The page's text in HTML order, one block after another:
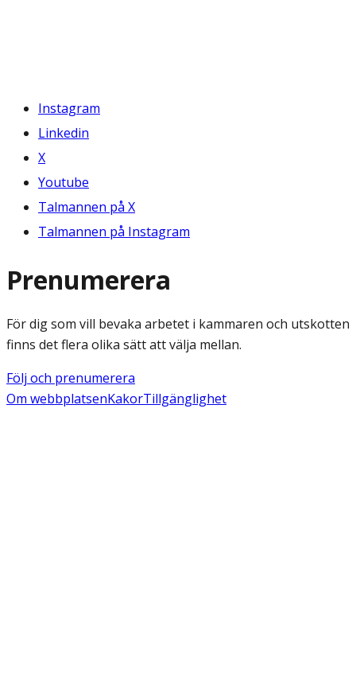
Instagram
Linkedin
X
Youtube
Talmannen på X
Talmannen på Instagram
Prenumerera
För dig som vill bevaka arbetet i kammaren och utskotten
finns det flera olika sätt att välja mellan.
Följ och prenumerera
Om webbplatsenKakorTillgänglighet